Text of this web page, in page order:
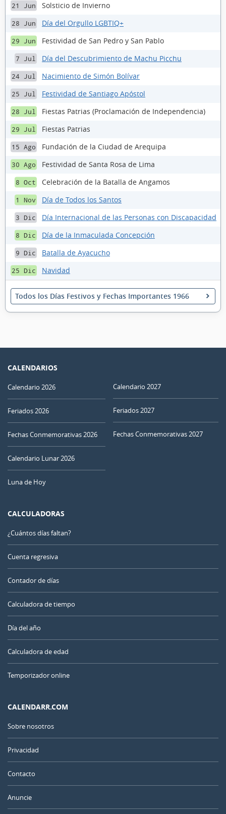
21 Jun Solsticio de Invierno
28 Jun Día del Orgullo LGBTIQ+
29 Jun Festividad de San Pedro y San Pablo
7 Jul Día del Descubrimiento de Machu Picchu
24 Jul Nacimiento de Simón Bolívar
25 Jul Festividad de Santiago Apóstol
28 Jul Fiestas Patrias (Proclamación de Independencia)
29 Jul Fiestas Patrias
15 Ago Fundación de la Ciudad de Arequipa
30 Ago Festividad de Santa Rosa de Lima
8 Oct Celebración de la Batalla de Angamos
1 Nov Día de Todos los Santos
3 Dic Día Internacional de las Personas con Discapacidad
8 Dic Día de la Inmaculada Concepción
9 Dic Batalla de Ayacucho
25 Dic Navidad
Todos los Días Festivos y Fechas Importantes 1966
CALENDARIOS
Calendario 2026
Feriados 2026
Fechas Conmemorativas 2026
Calendario Lunar 2026
Luna de Hoy
Calendario 2027
Feriados 2027
Fechas Conmemorativas 2027
CALCULADORAS
¿Cuántos días faltan?
Cuenta regresiva
Contador de días
Calculadora de tiempo
Día del año
Calculadora de edad
Temporizador online
CALENDARR.COM
Sobre nosotros
Privacidad
Contacto
Anuncie